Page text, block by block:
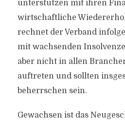
unterstützen mit ihren
wirtschaftliche
rechnet der Verband
mit wachsenden
aber nicht in allen
auftreten und sollten
beherrschen sein.
Gewachsen ist das